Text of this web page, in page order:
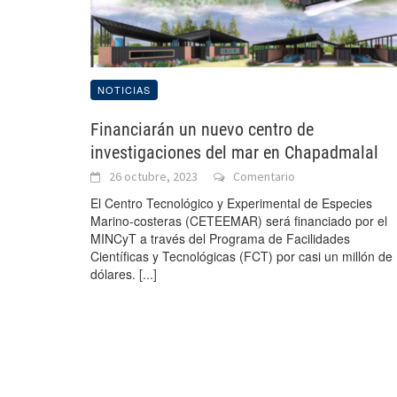
NOTICIAS
Financiarán un nuevo centro de
investigaciones del mar en Chapadmalal
26 octubre, 2023 Comentario
El Centro Tecnológico y Experimental de Especies
Marino-costeras (CETEEMAR) será financiado por el
MINCyT a través del Programa de Facilidades
Científicas y Tecnológicas (FCT) por casi un millón de
dólares. [...]